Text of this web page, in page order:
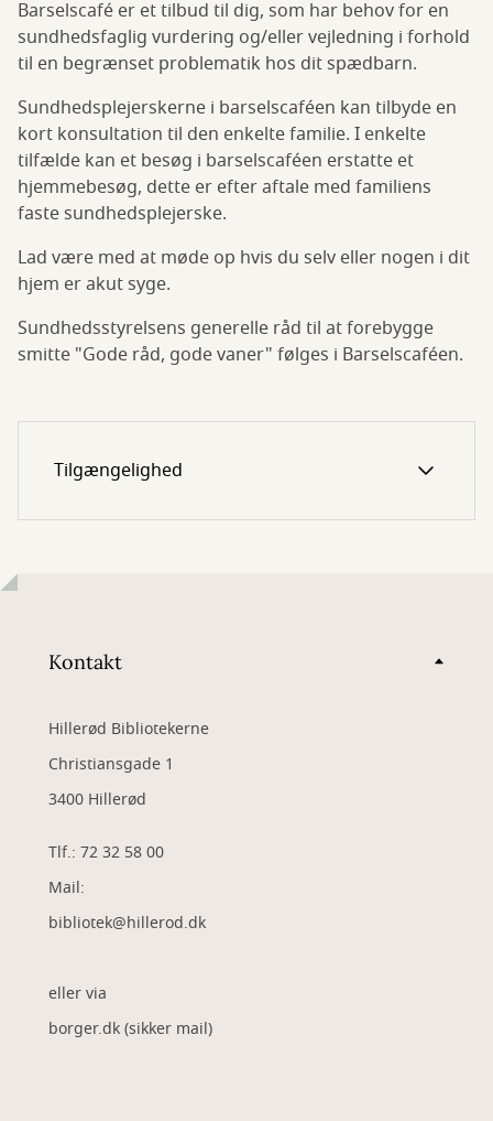
Barselscafé er et tilbud til dig, som har behov for en
sundhedsfaglig vurdering og/eller vejledning i forhold
til en begrænset problematik hos dit spædbarn.
Sundhedsplejerskerne i barselscaféen kan tilbyde en
kort konsultation til den enkelte familie. I enkelte
tilfælde kan et besøg i barselscaféen erstatte et
hjemmebesøg, dette er efter aftale med familiens
faste sundhedsplejerske.
Lad være med at møde op hvis du selv eller nogen i dit
hjem er akut syge.
Sundhedsstyrelsens generelle råd til at forebygge
smitte "Gode råd, gode vaner" følges i Barselscaféen.
Tilgængelighed
Kontakt
Hillerød Bibliotekerne
Christiansgade 1
3400 Hillerød
Tlf.: 72 32 58 00
Mail:
bibliotek@hillerod.dk
eller via
borger.dk (sikker mail)